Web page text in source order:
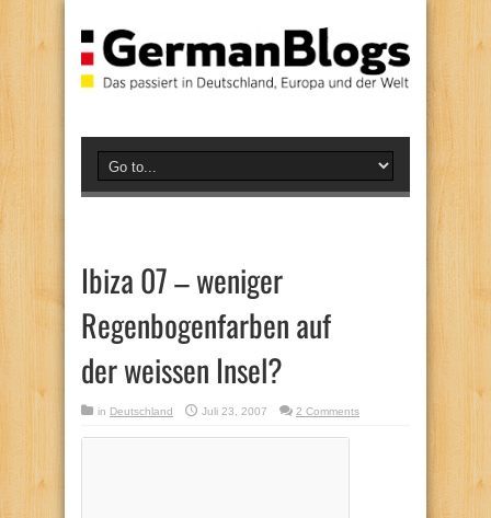
Ibiza 07 – weniger
Regenbogenfarben auf
der weissen Insel?
in Deutschland Juli 23, 2007 2 Comments